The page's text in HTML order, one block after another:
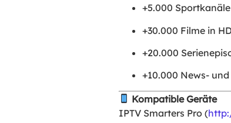
+5.000 Sportkanäle
+30.000 Filme in
+20.000
+10.000 News-
Kompatible Geräte
IPTV Smarters Pro (